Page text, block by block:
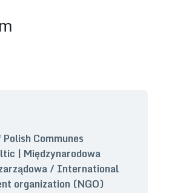
Communes
| Międzynarodowa
/ International
organization (NGO)